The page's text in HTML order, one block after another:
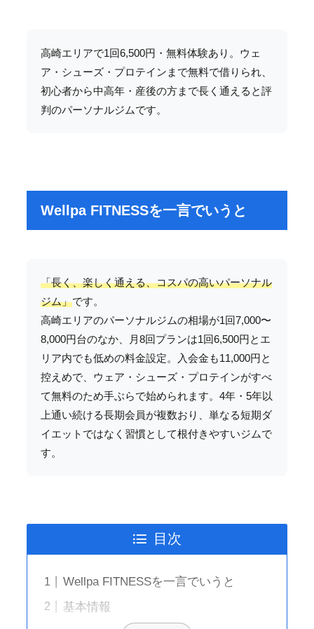
高崎エリアで1回6,500円・無料体験あり。ウェ
ア・シューズ・プロテインまで無料で借りられ、
初心者から中高年・産後の方まで長く通えると評
判のパーソナルジムです。
Wellpa FITNESSを一言でいうと
「長く、楽しく通える、コスパの高いパーソナル
ジム」です。
高崎エリアのパーソナルジムの相場が1回7,000〜
8,000円台のなか、月8回プランは1回6,500円とエ
リア内でも低めの料金設定。入会金も11,000円と
控えめで、ウェア・シューズ・プロテインがすべ
て無料のため手ぶらで始められます。4年・5年以
上通い続ける長期会員が複数おり、単なる短期ダ
イエットではなく習慣として根付きやすいジムで
す。
目次
Wellpa FITNESSを一言でいうと
基本情報